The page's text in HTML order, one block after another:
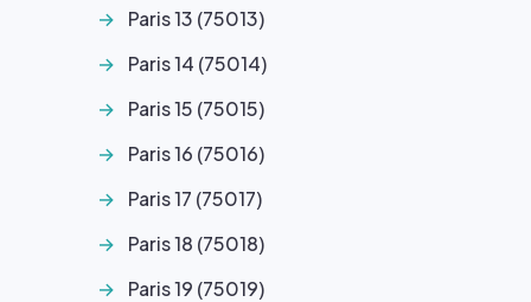
Paris 13 (75013)
Paris 14 (75014)
Paris 15 (75015)
Paris 16 (75016)
Paris 17 (75017)
Paris 18 (75018)
Paris 19 (75019)